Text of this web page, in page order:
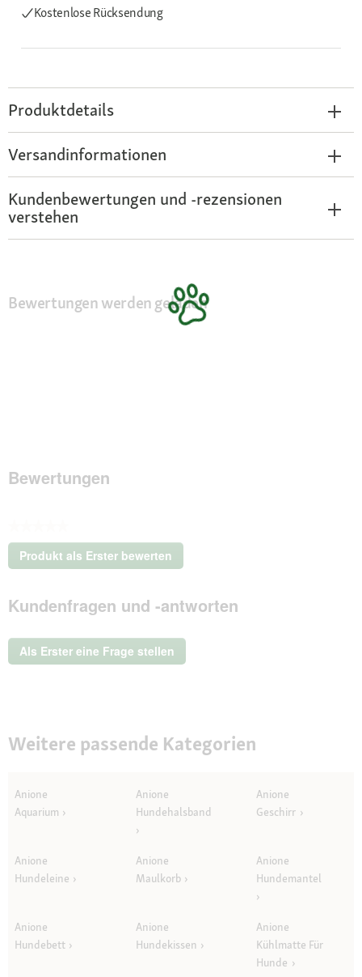
Kostenlose Rücksendung
Produktdetails
Versandinformationen
Kundenbewertungen und -rezensionen
verstehen
Bewertungen werden geladen
Bewertungen
Kein
Beurteilungswert
Produkt als Erster bewerten
.
dieser
Aktion
ein
modales
Kundenfragen und -antworten
Als Erster eine Frage stellen
Weitere passende Kategorien
Anione
Aquarium
Anione
Hundehalsband
Anione
Geschirr
Anione
Hundeleine
Anione
Maulkorb
Anione
Hundemantel
Anione
Hundebett
Anione
Hundekissen
Anione
Kühlmatte Für
Hunde